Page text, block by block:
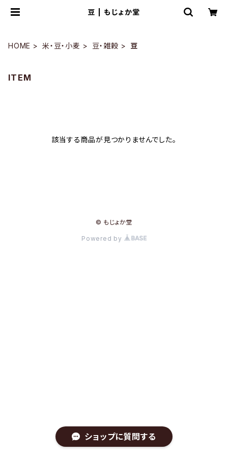
豆 | もじょか堂
HOME 米・豆・小麦 豆・雑穀 豆
ITEM
該当する商品が見つかりませんでした。
© もじょか堂
Powered by
ショップに質問する